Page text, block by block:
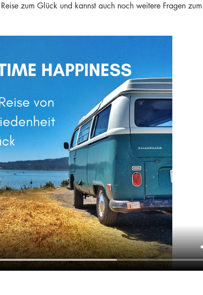
zum Glück und kannst auch noch weitere Fragen